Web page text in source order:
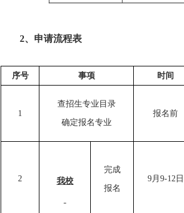
2、 申请流程表
序号 事项 时间
1
查招生专业目录
确定报名专业
报名前
2 我校
完成
报名
9月 9-12日